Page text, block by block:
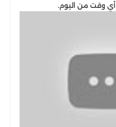
وقت من اليوم.